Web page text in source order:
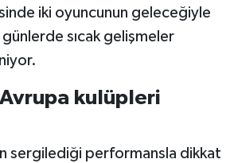
iki oyuncunun geleceğiyle
sıcak gelişmeler
kulüpleri
sergilediği performansla dikkat